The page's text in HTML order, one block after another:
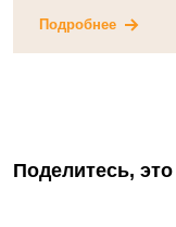
Подробнее
Поделитесь,